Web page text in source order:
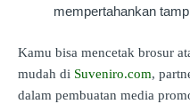
mempertahankan
Kamu bisa mencetak brosur
mudah di Suveniro.com,
dalam pembuatan media